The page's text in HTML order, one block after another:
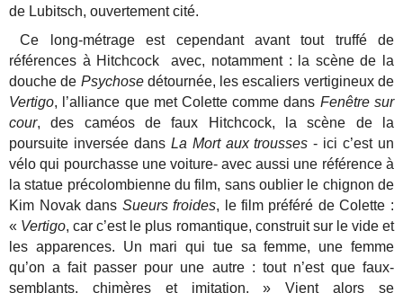
de Lubitsch, ouvertement cité.
Ce long-métrage est cependant avant tout truffé de
références à Hitchcock avec, notamment : la scène de la
douche de Psychosedétournée, les escaliers vertigineux de
Vertigo, l’alliance que met Colette comme dans Fenêtre sur
cour, des caméos de faux Hitchcock, la scène de la
poursuite inversée dans La Mort aux trousses - ici c’est un
vélo qui pourchasse une voiture- avec aussi une référence à
la statue précolombienne du film, sans oublier le chignon de
Kim Novak dans Sueurs froides, le film préféré de Colette :
« Vertigo, car c’est le plus romantique, construit sur le vide et
les apparences. Un mari qui tue sa femme, une femme
qu’on a fait passer pour une autre : tout n’est que faux-
semblants, chimères et imitation. » Vient alors se